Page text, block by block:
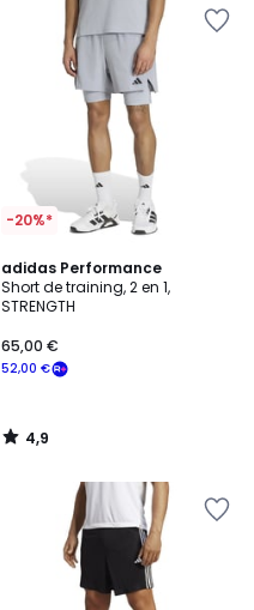
-20%*
adidas Performance
Short de training, 2 en 1,
STRENGTH
52,00 €
65,00 €
4,9
/ 5
4,9
/